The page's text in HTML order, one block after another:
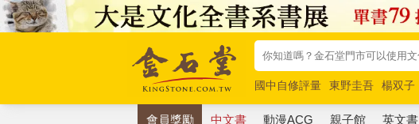
國中自修評量 東野圭吾 楊双子
唯紅花綻放
奧德賽 路邊攤新作
會員獎勵 中文書 動漫ACG 親子館 英文書